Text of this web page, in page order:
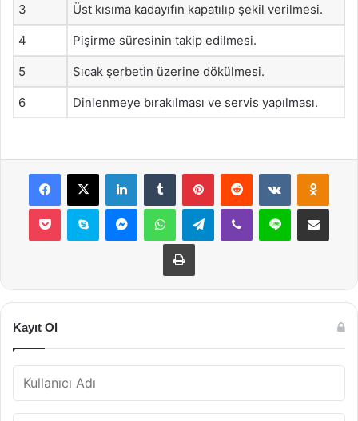
3 Üst kısıma kadayıfın kapatılıp şekil verilmesi.
4 Pişirme süresinin takip edilmesi.
5 Sıcak şerbetin üzerine dökülmesi.
6 Dinlenmeye bırakılması ve servis yapılması.
Facebook
X LinkedInTumblr PinterestReddit VKontakte
Pocket Skype MessengerWhatsAppTelegramViber Line E-Posta ile
Yazdır
Kayıt Ol